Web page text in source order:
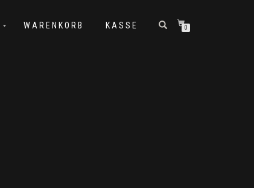
WARENKORB KASSE 0